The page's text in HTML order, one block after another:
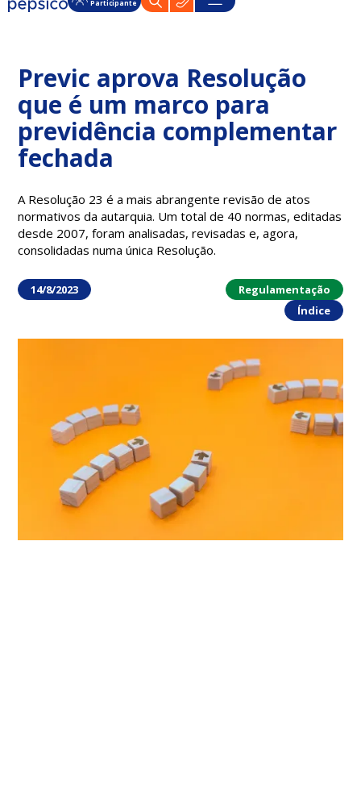
Participante
Previc aprova Resolução
que é um marco para
previdência complementar
fechada
A Resolução 23 é a mais abrangente revisão de atos
normativos da autarquia. Um total de 40 normas, editadas
desde 2007, foram analisadas, revisadas e, agora,
consolidadas numa única Resolução.
14/8/2023
Regulamentação
Índice